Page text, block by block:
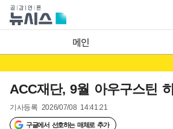
메인
ACC재단, 9월 아우구스틴
기사등록 2026/07/08 14:41:21
구글에서 선호하는 매체로 추가